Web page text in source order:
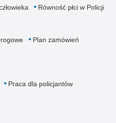
Równość płci w Policji
Plan zamówień
Praca dla policjantów